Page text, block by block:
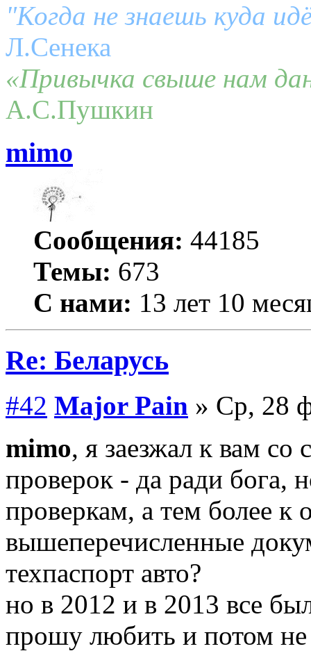
"Когда не знаешь куда
Л.Сенека
«Привычка свыше нам
А.С.Пушкин
mimo
Сообщения: 44185
Темы: 673
С нами: 13 лет 10
Re: Беларусь
#42 Major Pain » Ср, 28
mimo, я заезжал к вам
проверок - да ради бога,
проверкам, а тем более
вышеперечисленные
техпаспорт авто?
но в 2012 и в 2013 все
прошу любить и потом не